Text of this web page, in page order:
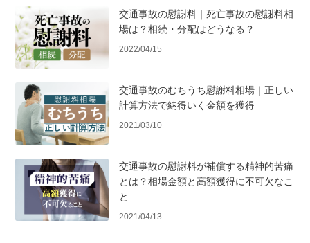
交通事故の慰謝料｜死亡事故の慰謝料相
場は？相続・分配はどうなる？
2022/04/15
交通事故のむちうち慰謝料相場｜正しい
計算方法で納得いく金額を獲得
2021/03/10
交通事故の慰謝料が補償する精神的苦痛
とは？相場金額と高額獲得に不可欠なこ
と
2021/04/13